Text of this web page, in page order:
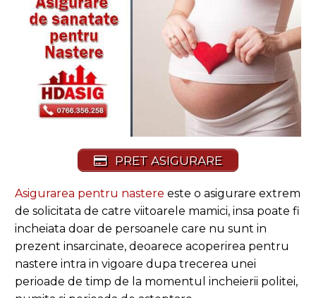
PRET ASIGURARE
Asigurarea pentru nastere este o asigurare extrem
de solicitata de catre viitoarele mamici, insa poate fi
incheiata doar de persoanele care nu sunt in
prezent insarcinate, deoarece acoperirea pentru
nastere intra in vigoare dupa trecerea unei
perioade de timp de la momentul incheierii politei,